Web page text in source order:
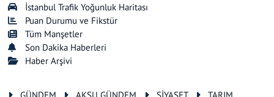
İstanbul Trafik Yoğunluk Haritası
Puan Durumu ve Fikstür
Tüm Manşetler
Son Dakika Haberleri
Haber Arşivi